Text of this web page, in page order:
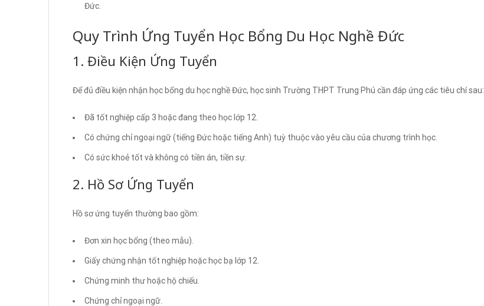
Đức.
Quy Trình Ứng Tuyển Học Bổng Du Học Nghề Đức
1. Điều Kiện Ứng Tuyển
Để đủ điều kiện nhận học bổng du học nghề Đức, học sinh Trường THPT Trung Phú cần đáp ứng các tiêu chí sau:
Đã tốt nghiệp cấp 3 hoặc đang theo học lớp 12.
Có chứng chỉ ngoại ngữ (tiếng Đức hoặc tiếng Anh) tuỳ thuộc vào yêu cầu của chương trình học.
Có sức khoẻ tốt và không có tiền án, tiền sự.
2. Hồ Sơ Ứng Tuyển
Hồ sơ ứng tuyển thường bao gồm:
Đơn xin học bổng (theo mẫu).
Giấy chứng nhận tốt nghiệp hoặc học bạ lớp 12.
Chứng minh thư hoặc hộ chiếu.
Chứng chỉ ngoại ngữ.